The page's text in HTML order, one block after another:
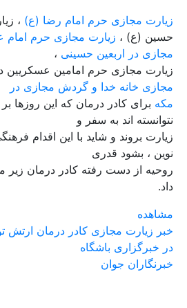
زیارت مجازی حرم امام رضا (ع) ،
حسین (ع) ، زیارت مجازی حرم امام
مجازی در اربعین حسینی ،
زیارت مجازی حرم امامین عسکریین
مجازی خانه خدا و گردش مجازی در
مکه برای کادر درمان که این روزها
نتوانسته اند به سفر و
زیارت بروند و شاید با این اقدام
نوین ، بشود قدری
روحیه از دست رفته کادر درمان زیر
داد.
مشاهده
خبر زیارت مجازی کادر درمان ارتش
در خبرگزاری باشگاه
خبرنگاران جوان